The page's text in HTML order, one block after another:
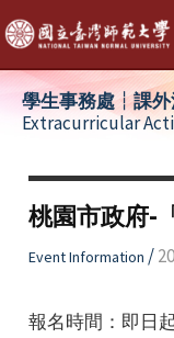
Skip
to
content
學生事務處┆課外
Extracurricular
桃園市政府-
Event Information /
報名時間：即日